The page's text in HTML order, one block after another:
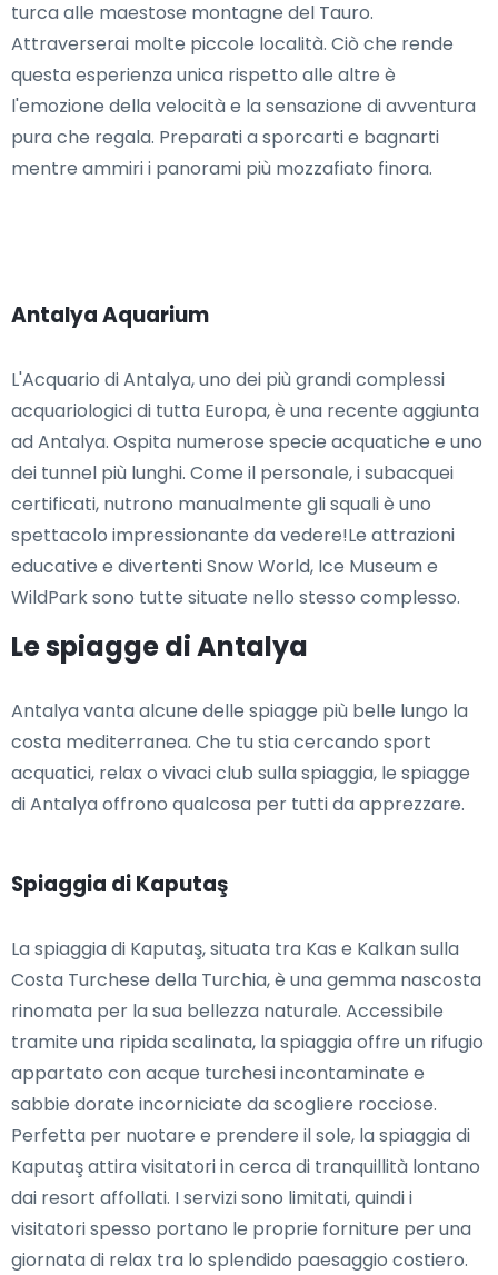
turca alle maestose montagne del Tauro.
Attraverserai molte piccole località. Ciò che rende
questa esperienza unica rispetto alle altre è
l'emozione della velocità e la sensazione di avventura
pura che regala. Preparati a sporcarti e bagnarti
mentre ammiri i panorami più mozzafiato finora.
Antalya Aquarium
L'Acquario di Antalya, uno dei più grandi complessi
acquariologici di tutta Europa, è una recente aggiunta
ad Antalya. Ospita numerose specie acquatiche e uno
dei tunnel più lunghi. Come il personale, i subacquei
certificati, nutrono manualmente gli squali è uno
spettacolo impressionante da vedere!Le attrazioni
educative e divertenti Snow World, Ice Museum e
WildPark sono tutte situate nello stesso complesso.
Le spiagge di Antalya
Antalya vanta alcune delle spiagge più belle lungo la
costa mediterranea. Che tu stia cercando sport
acquatici, relax o vivaci club sulla spiaggia, le spiagge
di Antalya offrono qualcosa per tutti da apprezzare.
Spiaggia di Kaputaş
La spiaggia di Kaputaş, situata tra Kas e Kalkan sulla
Costa Turchese della Turchia, è una gemma nascosta
rinomata per la sua bellezza naturale. Accessibile
tramite una ripida scalinata, la spiaggia offre un rifugio
appartato con acque turchesi incontaminate e
sabbie dorate incorniciate da scogliere rocciose.
Perfetta per nuotare e prendere il sole, la spiaggia di
Kaputaş attira visitatori in cerca di tranquillità lontano
dai resort affollati. I servizi sono limitati, quindi i
visitatori spesso portano le proprie forniture per una
giornata di relax tra lo splendido paesaggio costiero.